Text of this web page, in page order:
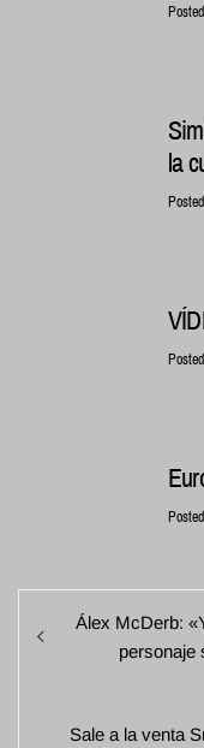
la
Navegación
de
Entrada
anterior:
Álex McDerb:
personaje
Entrada
Sale a la venta